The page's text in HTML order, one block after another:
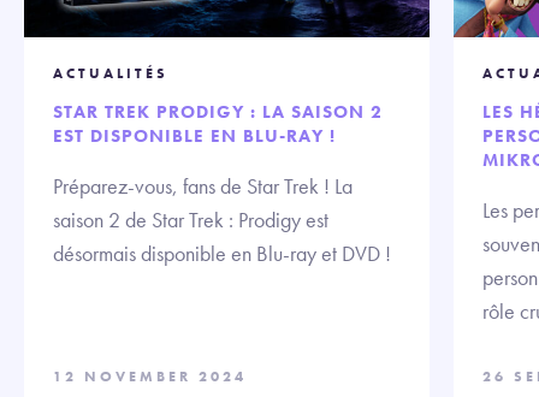
ACTUALITÉS
STAR TREK PRODIGY : LA SAISON 2
EST DISPONIBLE EN BLU-RAY !
Préparez-vous, fans de Star Trek ! La
saison 2 de Star Trek : Prodigy est
désormais disponible en Blu-ray et DVD !
12 NOVEMBER 2024
LES
Les
rôle
26